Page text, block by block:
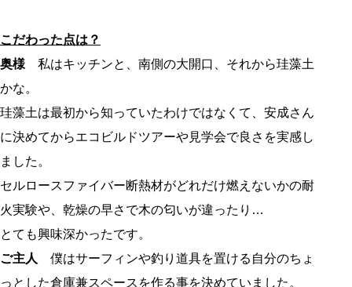
こだわった点は？
奥様 私はキッチンと、南側の大開口、それから珪藻土
かな。
珪藻土は最初から知っていたわけではなくて、安成さん
に決めてからエコビルドツアーや見学会で良さを実感し
ました。
セルロースファイバー断熱材がどれだけ燃えないかの耐
火実験や、乾燥の早さで木の匂いが違ったり…
とても興味深かったです。
ご主人
僕はサーフィンや釣り道具を置ける自分のちょ
っとした倉庫兼スペースを作る事を決めていました。